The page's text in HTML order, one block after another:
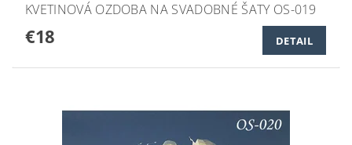
KVETINOVÁ OZDOBA NA SVADOBNÉ ŠATY OS-019
€18 DETAIL